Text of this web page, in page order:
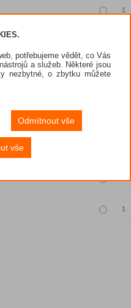
potřebujeme vědět, co Vás
a služeb. Některé jsou
nezbytné, o zbytku můžete
Odmítnout vše
vše